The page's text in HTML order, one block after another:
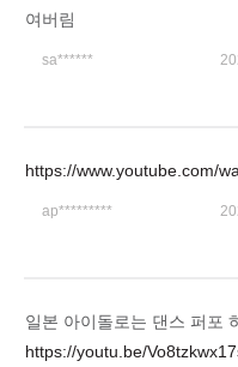
여버림
sa******
https://www.youtube.com/
ap*********
일본 아이돌로는 댄스 퍼포
https://youtu.be/